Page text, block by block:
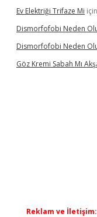
Ev Elektriği Trifaze Mi için
Dismorfofobi Neden
Dismorfofobi Neden
Göz Kremi Sabah Mı
Reklam ve İletişim: